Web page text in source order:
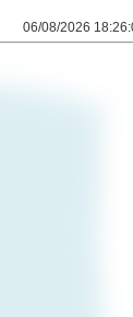
06/08/2026